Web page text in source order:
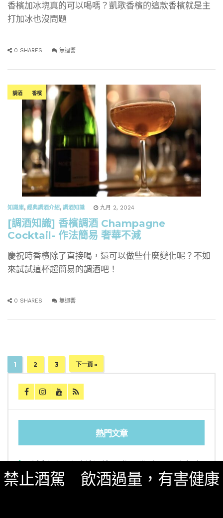
香檳加冰塊真的可以喝嗎？凱歌香檳的這款香檳就是主
打加冰也沒問題
0 SHARES 無迴響
調酒 香檳
知識庫, 經典調酒介紹, 調酒知識 九月 2, 2024
[調酒知識] 香檳調酒 Champagne
Cocktail- 作法簡易 奢華不減
慶祝時香檳除了直接喝，還可以做些什麼變化呢？不如
來試試這杯超簡易的調酒吧！
0 SHARES 無迴響
1 2 3 下一頁 »
熱門文章
CP值清酒吧（台北市中山區）
禁止酒駕 飲酒過量，有害健康